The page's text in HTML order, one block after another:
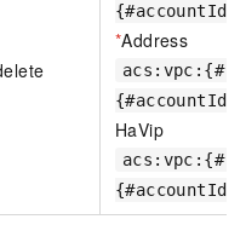
*Address
HaVip